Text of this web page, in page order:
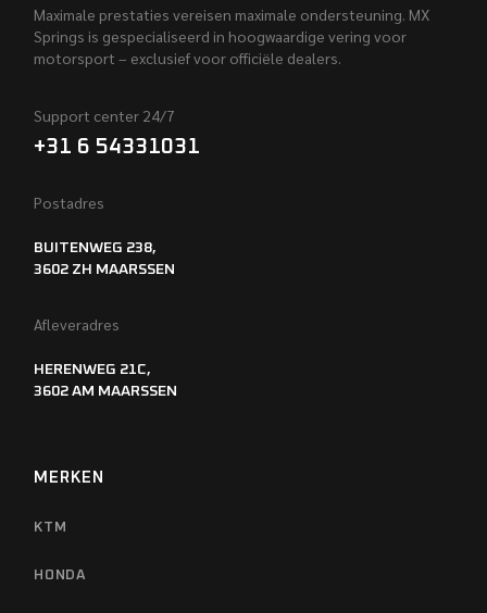
Maximale prestaties vereisen maximale ondersteuning. MX
Springs is gespecialiseerd in hoogwaardige vering voor
motorsport – exclusief voor officiële dealers.
Support center 24/7
+31 6 54331031
Postadres
BUITENWEG 238,
3602 ZH MAARSSEN
Afleveradres
HERENWEG 21C,
3602 AM MAARSSEN
MERKEN
KTM
HONDA